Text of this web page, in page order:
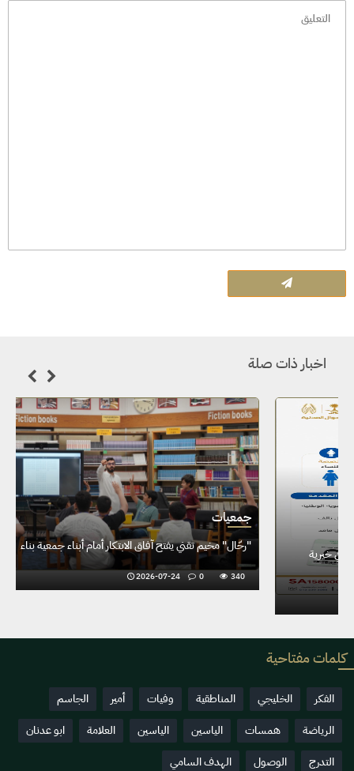
اخبار ذات صلة
جمعيات
أكثر من 80 مواطن استفادوا من خدمات الأحوال المدنية في خيرية
الفضول بالأحساء
كلمات مفتاحية
الفكر الخليجي المناطقية وفيات أمير
الجاسم
الرياضة
همسات الياسين الياسين العلامة
ابو عدنان
التدرج
الوصول الهدف السامي